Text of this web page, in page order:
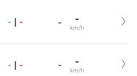
- | - - -
km/h
- | - - -
km/h